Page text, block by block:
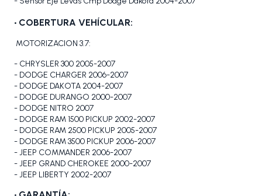
• COBERTURA VEHÍCULAR:
MOTORIZACION 3.7:
- CHRYSLER 300 2005-2007
- DODGE CHARGER 2006-2007
- DODGE DAKOTA 2004-2007
- DODGE DURANGO 2000-2007
- DODGE NITRO 2007
- DODGE RAM 1500 PICKUP 2002-2007
- DODGE RAM 2500 PICKUP 2005-2007
- DODGE RAM 3500 PICKUP 2006-2007
- JEEP COMMANDER 2006-2007
- JEEP GRAND CHEROKEE 2000-2007
- JEEP LIBERTY 2002-2007